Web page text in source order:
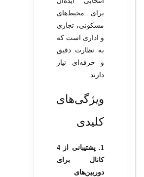
برای محیط‌های
مسکونی، تجاری
و اداری است که
به نظارت دقیق
و حرفه‌ای نیاز
دارند.
ویژگی‌های
کلیدی
1. پشتیبانی از 4
کانال برای
دوربین‌های